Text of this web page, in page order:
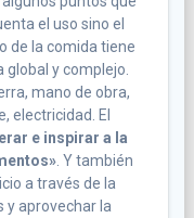
el uso sino el
de la comida tiene
y complejo.
mano de obra,
electricidad. El
e inspirar a la
. Y también
a través de la
y aprovechar la